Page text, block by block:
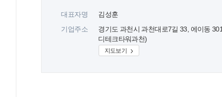
대표자명
김성훈
기업주소
경기도 과천시 과천대로7길 33, 에이동
디테크타워과천)
지도보기